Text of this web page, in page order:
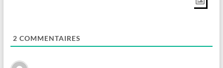
2 COMMENTAIRES